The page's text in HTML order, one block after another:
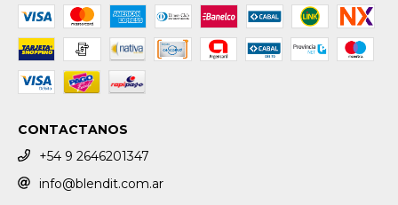
CONTACTANOS
+54 9 2646201347
info@blendit.com.ar